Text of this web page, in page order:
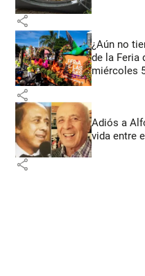
share
¿Aún no
de la Feria
miércoles
share
Adiós a
vida entre
share